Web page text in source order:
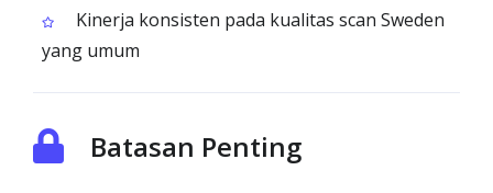
Kinerja konsisten pada kualitas scan Sweden
yang umum
Batasan Penting